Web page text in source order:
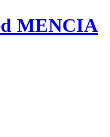
MENCIA